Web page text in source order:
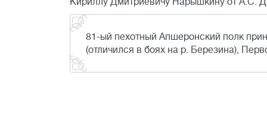
81-ый пехотный Апшеронский полк
(отличился в боях на р. Березина),